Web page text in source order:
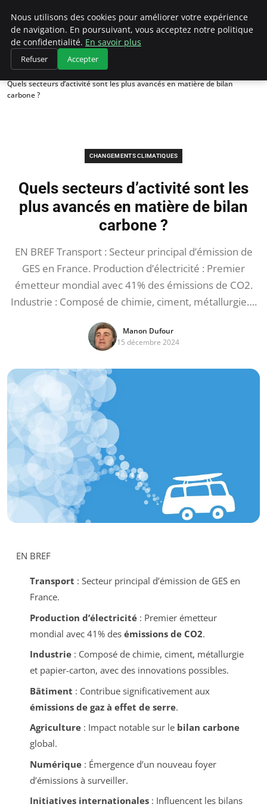
Climategatecountryclub.com
Accueil
Changements climatiques
Quels secteurs d’activité sont les plus avancés en matière de bilan
carbone ?
CHANGEMENTS CLIMATIQUES
Quels secteurs d’activité sont les
plus avancés en matière de bilan
carbone ?
EN BREF Transport : Secteur principal d’émission de
GES en France. Production d’électricité : Premier
émetteur mondial avec 41% des émissions de CO2.
Industrie : Composé de chimie, ciment, métallurgie….
Manon Dufour
15 décembre 2024
EN BREF
Transport : Secteur principal d’émission de GES en
France.
Production d’électricité: Premier émetteur
mondial avec 41% des émissions de CO2.
Industrie: Composé de chimie, ciment, métallurgie
et papier-carton, avec des innovations possibles.
Bâtiment : Contribue significativement aux
émissions de gaz à effet de serre.
Agriculture: Impact notable sur le bilan carbone
global.
Numérique: Émergence d’un nouveau foyer
d’émissions à surveiller.
Initiatives internationales: Influencent les bilans
Nous utilisons des cookies pour améliorer votre expérience
de navigation. En poursuivant, vous acceptez notre politique
de confidentialité. En savoir plus
Refuser Accepter